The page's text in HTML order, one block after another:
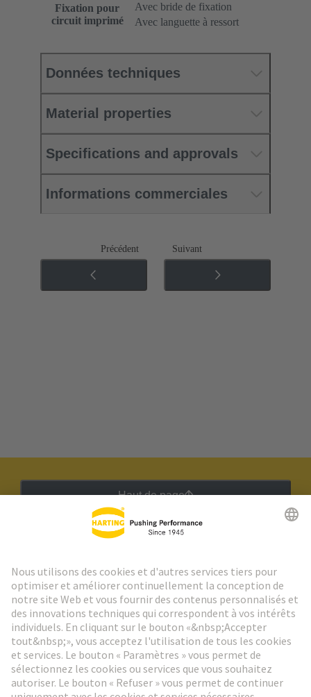
Fixation pour
circuit imprimé
Avec bride de fixation
Avec languette à ressort
Données techniques
Material properties
Specifications and approvals
Informations commerciales
Précédent Suivant
Haut de page
Aller à l'inscription
Social Media